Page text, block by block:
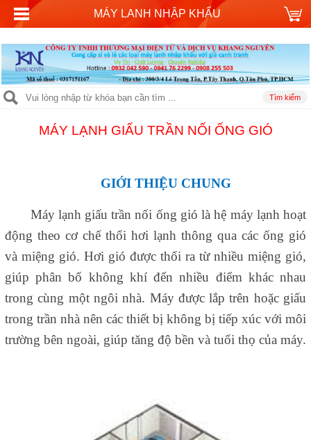
MÁY LẠNH GIẤU TRẦN NỐI ỐNG GIÓ
GIỚI THIỆU CHUNG
Máy lạnh giấu trần nối ống gió là hệ máy lạnh hoạt
động theo cơ chế thổi hơi lạnh thông qua các ống gió
và miệng gió. Hơi gió được thổi ra từ nhiều miệng gió,
giúp phân bổ không khí đến nhiều điểm khác nhau
trong cùng một ngôi nhà. Máy được lắp trên hoặc giấu
trong trần nhà nên các thiết bị không bị tiếp xúc với môi
trường bên ngoài, giúp tăng độ bền và tuổi thọ của máy.
MÁY LANH NHẬP KHẨU